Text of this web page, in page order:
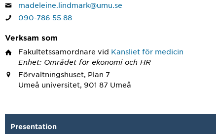
madeleine.lindmark@umu.se
090-786 55 88
Verksam som
Fakultetssamordnare vid Kansliet för medicin
Enhet: Området för ekonomi och HR
Förvaltningshuset, Plan 7
Umeå universitet, 901 87 Umeå
Presentation